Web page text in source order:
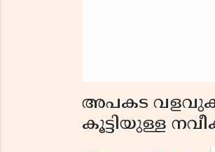
അപകട വളവുകൾ
കൂട്ടിയുള്ള